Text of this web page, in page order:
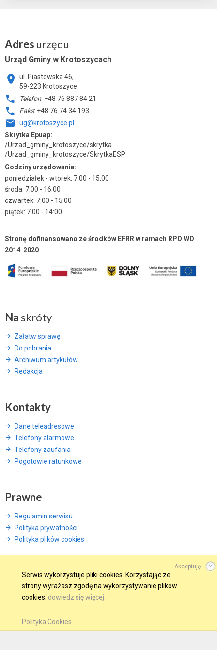
Adres urzędu
Urząd Gminy w Krotoszycach
ul. Piastowska 46,
59-223 Krotoszyce
Telefon: +48 76 887 84 21
Faks: +48 76 74 34 193
ug@krotoszyce.pl
Skrytka Epuap:
/Urzad_gminy_krotoszyce/skrytka
/Urzad_gminy_krotoszyce/SkrytkaESP
Godziny urzędowania:
poniedziałek - wtorek: 7:00 - 15:00
środa: 7:00 - 16:00
czwartek: 7:00 - 15:00
piątek: 7:00 - 14:00
Stronę dofinansowano ze środków EFRR w ramach RPO WD
2014-2020
Na skróty
Załatw sprawę
Do pobrania
Archiwum artykułów
Redakcja
Kontakty
Dane teleadresowe
Telefony alarmowe
Telefony zaufania
Pogotowie ratunkowe
Prawne
Regulamin serwisu
Polityka prywatności
Polityka plików cookies
© 2015 Wszelkie prawa zastrzeżone.
WINDWEB - Strony Internetowe
Akceptuję
Serwis wykorzystuje pliki cookies. Korzystając ze
strony wyrażasz zgodę na wykorzystywanie plików
cookies. dowiedz się więcej.
Polityka Cookies